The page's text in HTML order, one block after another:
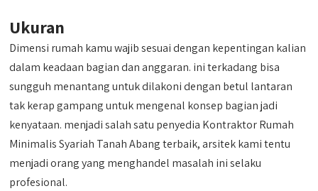
Ukuran
Dimensi rumah kamu wajib sesuai dengan kepentingan kalian
dalam keadaan bagian dan anggaran. ini terkadang bisa
sungguh menantang untuk dilakoni dengan betul lantaran
tak kerap gampang untuk mengenal konsep bagian jadi
kenyataan. menjadi salah satu penyedia Kontraktor Rumah
Minimalis Syariah Tanah Abang terbaik, arsitek kami tentu
menjadi orang yang menghandel masalah ini selaku
profesional.